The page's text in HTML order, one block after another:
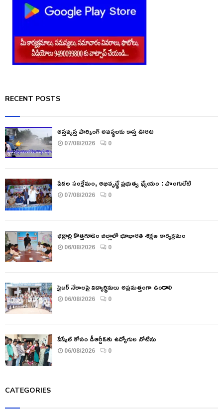
RECENT POSTS
అస్తవ్యస్త పార్కింగ్ అవస్థలకు కాస్త ఊరట
07/08/2026 0
పేదల సంక్షేమం, అభివృద్ధే ప్రభుత్వ ధ్యేయం : పొంగులేటి
07/08/2026 0
భద్రాద్రి కొత్తగూడెం జిల్లాలో భూభారతి శిక్షణ కార్యక్రమం
06/08/2026 0
సైబర్ నేరాలపై విద్యార్థినులు అప్రమత్తంగా ఉండాలి
06/08/2026 0
పేస్కేల్ కోసం డీఆర్డీఓకు ఉద్యోగుల నోటీసు
06/08/2026 0
CATEGORIES